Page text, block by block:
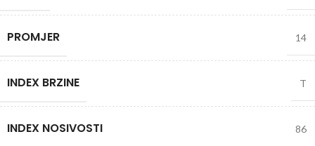
PROMJER 14
INDEX BRZINE T
INDEX NOSIVOSTI 86